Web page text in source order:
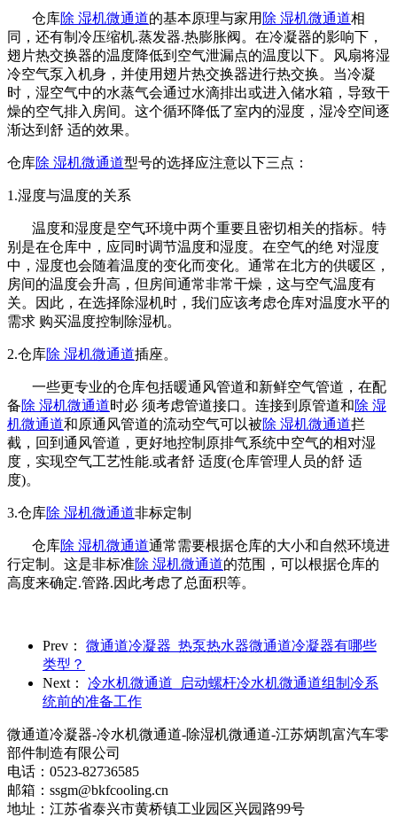
仓库除 湿机微通道的基本原理与家用 除 湿机微通道相
同，还有制冷压缩机.蒸发器.热膨胀阀。在冷凝器的影响下，
翅片热交换器的温度降低到空气泄漏点的温度以下。风扇将湿
冷空气泵入机身，并使用翅片热交换器进行热交换。当冷凝
时，湿空气中的水蒸气会通过水滴排出或进入储水箱，导致干
燥的空气排入房间。这个循环降低了室内的湿度，湿冷空间逐
渐达到舒 适的效果。
仓库除 湿机微通道型号的选择应注意以下三点：
1.湿度与温度的关系
温度和湿度是空气环境中两个重要且密切相关的指标。特
别是在仓库中，应同时调节温度和湿度。在空气的绝 对湿度
中，湿度也会随着温度的变化而变化。通常在北方的供暖区，
房间的温度会升高，但房间通常非常干燥，这与空气温度有
关。因此，在选择除湿机时，我们应该考虑仓库对温度水平的
需求 购买温度控制除湿机。
2.仓库除 湿机微通道插座。
一些更专业的仓库包括暖通风管道和新鲜空气管道，在配
备除 湿机微通道时必 须考虑管道接口。连接到原管道和除 湿
机微通道和原通风管道的流动空气可以被除 湿机微通道拦
截，回到通风管道，更好地控制原排气系统中空气的相对湿
度，实现空气工艺性能.或者舒 适度(仓库管理人员的舒 适
度)。
3.仓库除 湿机微通道非标定制
仓库除 湿机微通道通常需要根据仓库的大小和自然环境进
行定制。这是非标准除 湿机微通道的范围，可以根据仓库的
高度来确定.管路.因此考虑了总面积等。
Prev：
微通道冷凝器_热泵热水器微通道冷凝器有哪些
类型？
Next：
冷水机微通道_启动螺杆冷水机微通道组制冷系
统前的准备工作
微通道冷凝器-冷水机微通道-除湿机微通道-江苏炳凯富汽车零
部件制造有限公司
电话：0523-82736585
邮箱：ssgm@bkfcooling.cn
地址：江苏省泰兴市黄桥镇工业园区兴园路99号